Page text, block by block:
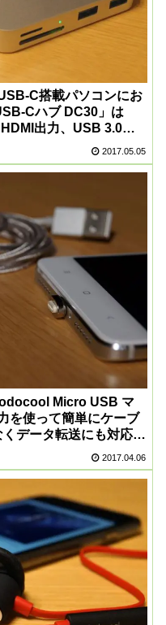
C搭載パソコンにお
Cハブ DC30」は
出力、USB 3.0、
ギュッとまとめた便
2017.05.05
Micro USB マ
を使って簡単にケーブ
データ転送にも対応し
2017.04.06